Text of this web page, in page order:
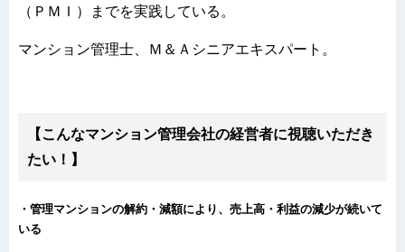
（ＰＭＩ）までを実践している。
マンション管理士、Ｍ＆Ａシニアエキスパート。
【こんなマンション管理会社の経営者に視聴いただき
たい！】
・管理マンションの解約・減額により、売上高・利益の減少が続いて
いる